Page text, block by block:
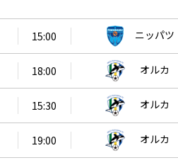
15:00 ニッパツ
18:00 オルカ
15:30 オルカ
19:00 オルカ